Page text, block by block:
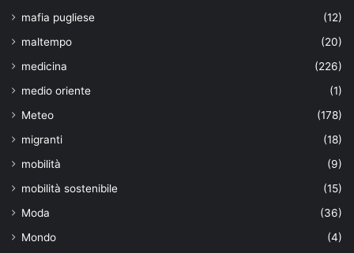
mafia pugliese
(12)
maltempo
(20)
medicina
(226)
medio oriente
(1)
Meteo
(178)
migranti
(18)
mobilità
(9)
mobilità sostenibile
(15)
Moda
(36)
Mondo
(4)